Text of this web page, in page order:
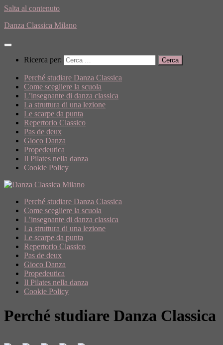
Salta al contenuto
Danza Classica Milano
Ricerca per:
Perché studiare Danza Classica
Come scegliere la scuola
L’insegnante di danza classica
La struttura di una lezione
Le scarpe da punta
Repertorio Classico
Pas de deux
Gioco Danza
Propedeutica
Il Pilates nella danza
Cookie Policy
Perché studiare Danza Classica
Come scegliere la scuola
L’insegnante di danza classica
La struttura di una lezione
Le scarpe da punta
Repertorio Classico
Pas de deux
Gioco Danza
Propedeutica
Il Pilates nella danza
Cookie Policy
Perché studiare Danza Classica